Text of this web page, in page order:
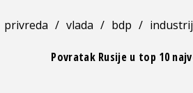
privreda / vlada / bdp /
Povratak Rusije u top 10